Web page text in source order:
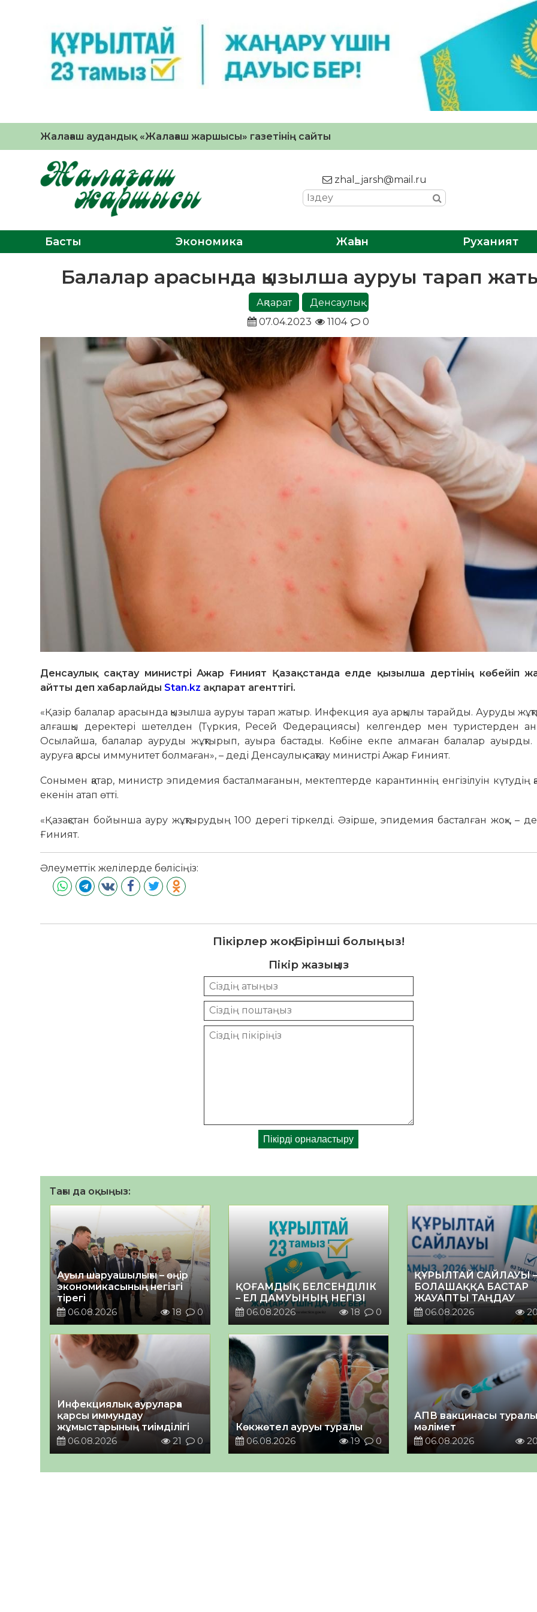
Жалағаш аудандық «Жалағаш жаршысы» газетінің сайты
zhal_jarsh@mail.ru
Басты Экономика Жаһан Руханият
Балалар арасында қызылша ауруы тарап
Ақпарат
Денсаулық
07.04.2023
1104 0
Денсаулық сақтау министрі Ажар Ғиният Қазақстанда елде қызылша дертінің көбейіп
айтты деп хабарлайды Stan.kz ақпарат агенттігі.
«Қазір балалар арасында қызылша ауруы тарап жатыр. Инфекция ауа арқылы тарайды. Ауруды
алғашқы деректері шетелден (Түркия, Ресей Федерациясы) келгендер мен туристерден
Осылайша, балалар ауруды жұқтырып, ауыра бастады. Көбіне екпе алмаған балалар
ауруға қарсы иммунитет болмаған», – деді Денсаулық сақтау министрі Ажар Ғиният.
Сонымен қатар, министр эпидемия басталмағанын, мектептерде карантиннің енгізілуін күтудің
екенін атап өтті.
«Қазақстан бойынша ауру жұқтырудың 100 дерегі тіркелді. Әзірше, эпидемия басталған жоқ», –
Ғиният.
Әлеуметтік желілерде бөлісіңіз:
Пікірлер жоқ. Бірінші болыңыз!
Пікір жазыңыз
Тағы да оқыңыз:
Ауыл шаруашылығы – өңір
экономикасының негізгі
тірегі
06.08.2026
18 0
ҚОҒАМДЫҚ БЕЛСЕНДІЛІК
– ЕЛ ДАМУЫНЫҢ НЕГІЗІ
06.08.2026
18 0
ҚҰРЫЛТАЙ САЙЛАУЫ –
БОЛАШАҚҚА БАСТАР
ЖАУАПТЫ ТАҢДАУ
06.08.2026
20
Инфекциялық ауруларға
қарсы иммундау
жұмыстарының тиімділігі
06.08.2026
21 0
Көкжөтел ауруы туралы
06.08.2026
19 0
АПВ вакцинасы туралы
мәлімет
06.08.2026
20